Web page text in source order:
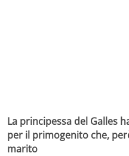
La principessa del Galles
per il primogenito che,
marito